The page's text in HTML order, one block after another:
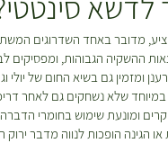
מדובר באחד השדרוגים
ההשקיה הגבוהות, ומפסיקים
ומזמין גם בשיא החום של יולי
שלא נשחקים גם לאחר
ומונעת שימוש בחומרי הדברה
הופכות לנווה מדבר ירוק